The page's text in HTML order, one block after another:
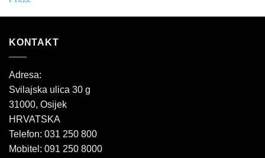
KONTAKT
Adresa:
Svilajska ulica 30 g
31000, Osijek
HRVATSKA
Telefon: 031 250 800
Mobitel: 091 250 8000